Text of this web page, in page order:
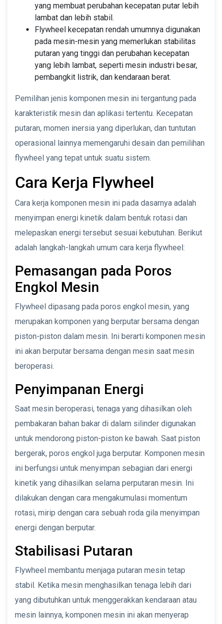
yang membuat perubahan kecepatan putar lebih
lambat dan lebih stabil.
Flywheel kecepatan rendah umumnya digunakan
pada mesin-mesin yang memerlukan stabilitas
putaran yang tinggi dan perubahan kecepatan
yang lebih lambat, seperti mesin industri besar,
pembangkit listrik, dan kendaraan berat.
Pemilihan jenis komponen mesin ini tergantung pada
karakteristik mesin dan aplikasi tertentu. Kecepatan
putaran, momen inersia yang diperlukan, dan tuntutan
operasional lainnya memengaruhi desain dan pemilihan
flywheel yang tepat untuk suatu sistem.
Cara Kerja Flywheel
Cara kerja komponen mesin ini pada dasarnya adalah
menyimpan energi kinetik dalam bentuk rotasi dan
melepaskan energi tersebut sesuai kebutuhan. Berikut
adalah langkah-langkah umum cara kerja flywheel:
Pemasangan pada Poros
Engkol Mesin
Flywheel dipasang pada poros engkol mesin, yang
merupakan komponen yang berputar bersama dengan
piston-piston dalam mesin. Ini berarti komponen mesin
ini akan berputar bersama dengan mesin saat mesin
beroperasi.
Penyimpanan Energi
Saat mesin beroperasi, tenaga yang dihasilkan oleh
pembakaran bahan bakar di dalam silinder digunakan
untuk mendorong piston-piston ke bawah. Saat piston
bergerak, poros engkol juga berputar. Komponen mesin
ini berfungsi untuk menyimpan sebagian dari energi
kinetik yang dihasilkan selama perputaran mesin. Ini
dilakukan dengan cara mengakumulasi momentum
rotasi, mirip dengan cara sebuah roda gila menyimpan
energi dengan berputar.
Stabilisasi Putaran
Flywheel membantu menjaga putaran mesin tetap
stabil. Ketika mesin menghasilkan tenaga lebih dari
yang dibutuhkan untuk menggerakkan kendaraan atau
mesin lainnya, komponen mesin ini akan menyerap